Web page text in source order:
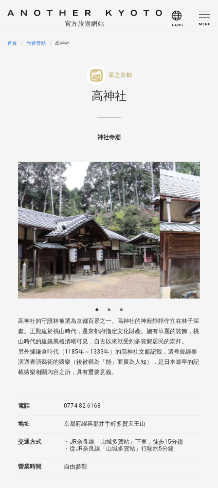
官方旅遊網站 LANG MENU
首頁 旅遊景點 高神社
茶之京都
高神社
神社寺廟
高神社的守護林被選為京都百景之一。高神社的神殿靜靜佇立在林子深
處。正殿建於桃山時代，是京都府指定文化財產。施有華麗的裝飾，桃
山時代的建築風格清晰可見，自古以來就受到多賀鄉居民的崇拜。
另外據鎌倉時代（1185年～1333年）的高神社文獻記載，這裡曾經奉
演過表演藝術的猿樂（後被稱為「能」而廣為人知），是日本最早的記
載猿樂相關內容之所，具有重要意義。
電話 0774-82-6168
地址 京都府綴喜郡井手町多賀天王山
交通方式
・JR奈良線「山城多賀站」下車，徒步15分鐘
・從JR奈良線「山城多賀站」行駛約5分鐘
營業時間 自由參觀